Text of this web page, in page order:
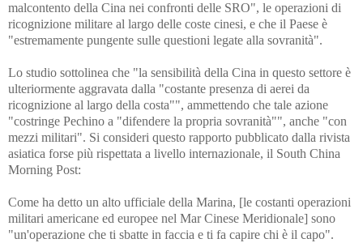
malcontento della Cina nei confronti delle SRO", le operazioni di
ricognizione militare al largo delle coste cinesi, e che il Paese è
"estremamente pungente sulle questioni legate alla sovranità".
Lo studio sottolinea che "la sensibilità della Cina in questo settore è
ulteriormente aggravata dalla "costante presenza di aerei da
ricognizione al largo della costa"", ammettendo che tale azione
"costringe Pechino a "difendere la propria sovranità"", anche "con
mezzi militari". Si consideri questo rapporto pubblicato dalla rivista
asiatica forse più rispettata a livello internazionale, il South China
Morning Post:
Come ha detto un alto ufficiale della Marina, [le costanti operazioni
militari americane ed europee nel Mar Cinese Meridionale] sono
"un'operazione che ti sbatte in faccia e ti fa capire chi è il capo".